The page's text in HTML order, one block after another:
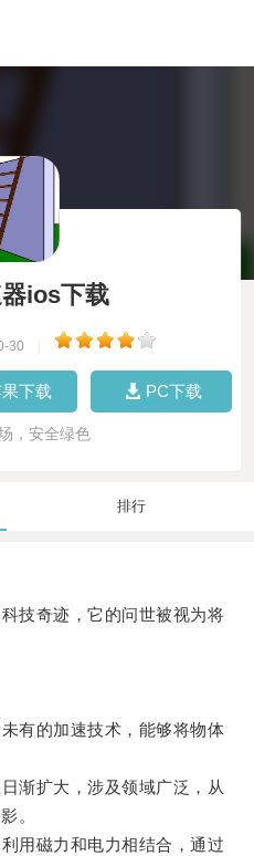
ios下载
30
下载 PC下载
，安全绿色
排行
奇迹，它的问世被视为将
的加速技术，能够将物体
扩大，涉及领域广泛，从
。
磁力和电力相结合，通过